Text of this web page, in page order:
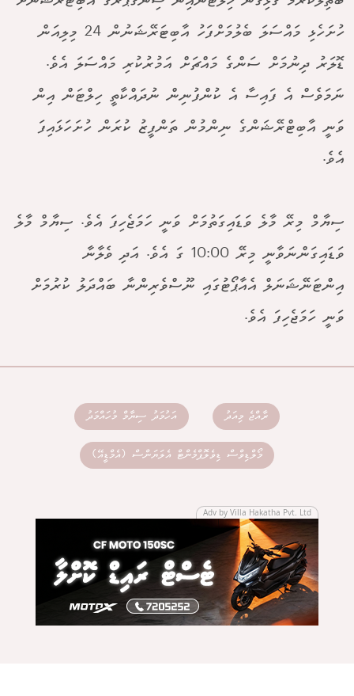
ހުށަހެޅި މައްސަލަ ބެލުމަށްފަހު އާބިޓަރޭޝަނުން 24 މިލިއަން
ޑޮލަރު ދިނުމަށް ސަންގެ މައްޗަށް އަމުރުކުރި މައްސަލަ އެވެ.
ނަމަވެސް އެ ފައިސާ އެ ކުންފުނިން ނުދައްކާތީ ހިލްޓަން އިން
ވަނީ އާބިޓްރޭޝަންގެ ނިންމުން ތަންފީޒު ކުރަން ހުށަހަޅައިފަ
އެވެ.
ސިޔާމް މިރޭ މާލެ ވަޑައިގަތުމަށް ވަނީ ހަމަޖެހިފަ އެވެ. ސިޔާމް މާލެ
ވަޑައިގަންނަވާނީ މިރޭ 10:00 ގަ އެވެ. އަދި ވެލާނާ
އިންޓަނޭޝަނަލް އެއާޕޯޓުގައި ނޫސްވެރިންނާ ބައްދަލު ކުރުމަށް
ވަނީ ހަމަޖެހިފަ އެވެ.
ރާއްޖެ މިއަދު އަހުމަދު ސިޔާމް މުހައްމަދު
މޯލްޑިވްސް ޑިވެލޮޕްމެންޓް އެލަޔަންސް (އެމްޑީއޭ)
Adv by Villa Hakatha Pvt. Ltd